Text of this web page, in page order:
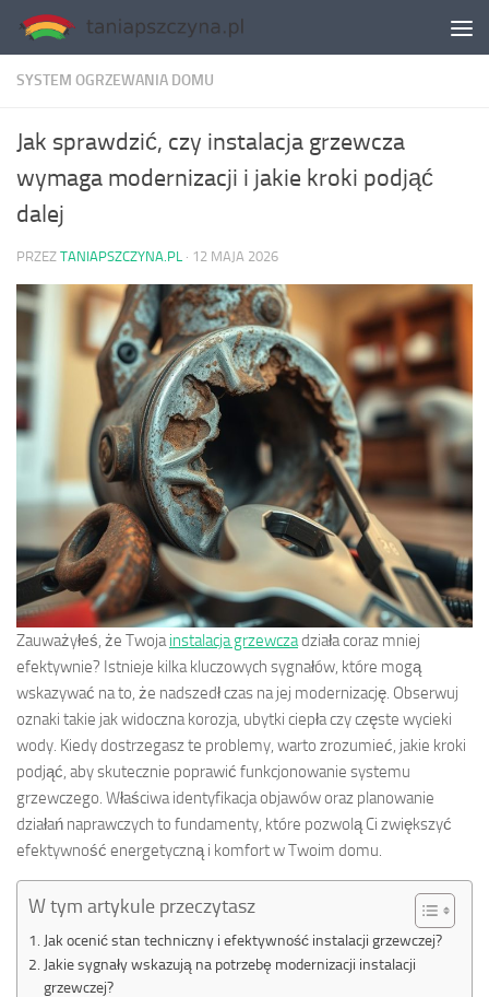
Skip to content
SYSTEM OGRZEWANIA DOMU
Jak sprawdzić, czy instalacja grzewcza
wymaga modernizacji i jakie kroki podjąć
dalej
PRZEZ TANIAPSZCZYNA.PL · 12 MAJA 2026
Zauważyłeś, że Twoja instalacja grzewczadziała coraz mniej
efektywnie? Istnieje kilka kluczowych sygnałów, które mogą
wskazywać na to, że nadszedł czas na jej modernizację. Obserwuj
oznaki takie jak widoczna korozja, ubytki ciepła czy częste wycieki
wody. Kiedy dostrzegasz te problemy, warto zrozumieć, jakie kroki
podjąć, aby skutecznie poprawić funkcjonowanie systemu
grzewczego. Właściwa identyfikacja objawów oraz planowanie
działań naprawczych to fundamenty, które pozwolą Ci zwiększyć
efektywność energetyczną i komfort w Twoim domu.
W tym artykule przeczytasz
Jak ocenić stan techniczny i efektywność instalacji grzewczej?
Jakie sygnały wskazują na potrzebę modernizacji instalacji
grzewczej?